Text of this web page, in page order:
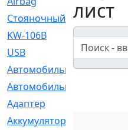
Cтояночный
KW-106B
[0]
USB
[6]
Автомобильное
[6]
Автомобильный
Адаптер
Аккумулятор
лист